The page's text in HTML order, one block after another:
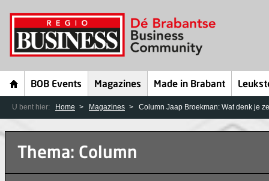
BOB Events Magazines Made in Brabant
U bent hier: Home Magazines Column Jaap Broekman: Wat denk je
Thema: Column